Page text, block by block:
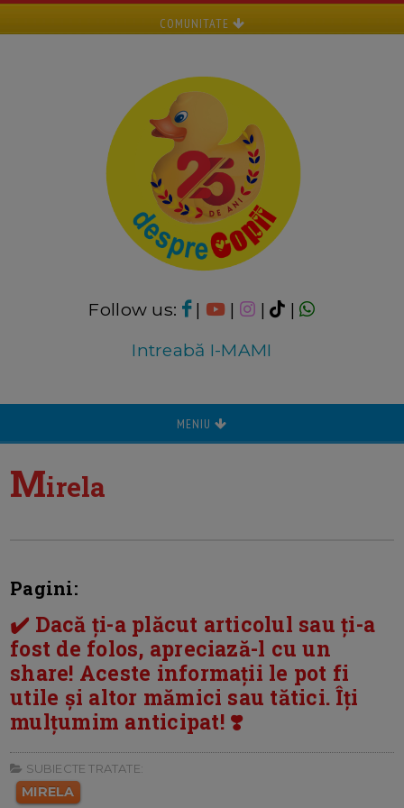
COMUNITATE
Follow us: | | |
|
Intreabă I-MAMI
MENIU
Mirela
Pagini:
✔️ Dacă ți-a plăcut articolul sau ți-a
fost de folos, apreciază-l cu un
share! Aceste informații le pot fi
utile și altor mămici sau tătici. Îți
mulțumim anticipat! ❣️
SUBIECTE TRATATE:
MIRELA